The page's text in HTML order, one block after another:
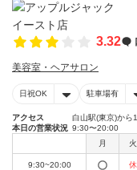
3.32
美容室・ヘアサロン
日祝OK 駐車場有
アクセス
白山駅(東京)から
本日の営業状況 9:30〜20:00
月
火
9:30~20:00 休